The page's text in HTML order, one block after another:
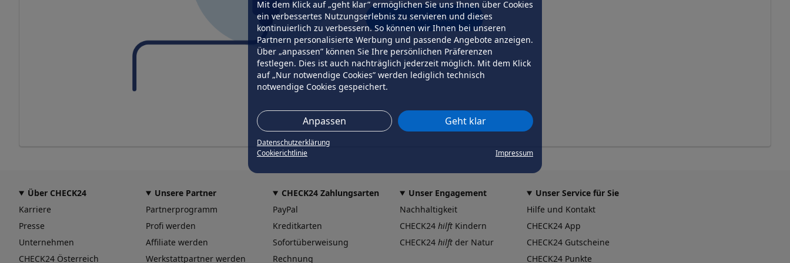
Mit dem Klick auf „geht klar” ermöglichen Sie uns Ihnen über Cookies
ein verbessertes Nutzungserlebnis zu servieren und dieses
kontinuierlich zu verbessern. So können wir Ihnen bei unseren
Partnern personalisierte Werbung und passende Angebote anzeigen.
Über „anpassen” können Sie Ihre persönlichen Präferenzen
festlegen. Dies ist auch nachträglich jederzeit möglich. Mit dem Klick
auf „Nur notwendige Cookies” werden lediglich technisch
notwendige Cookies gespeichert.
Anpassen Geht klar
Datenschutzerklärung
Cookierichtlinie
Impressum
erneut versuchen
Über CHECK24
Karriere
Presse
Unternehmen
CHECK24 Österreich
Unsere Partner
Partnerprogramm
Profi werden
Affiliate werden
Werkstattpartner werden
CHECK24 Zahlungsarten
PayPal
Kreditkarten
Sofortüberweisung
Rechnung
Unser Engagement
Nachhaltigkeit
CHECK24 hilft Kindern
CHECK24 hilft der Natur
Unser Service für Sie
Hilfe und Kontakt
CHECK24 App
CHECK24 Gutscheine
CHECK24 Punkte